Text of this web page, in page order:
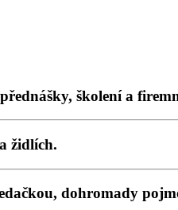
školení a
židlích.
dohromady